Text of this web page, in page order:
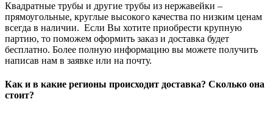
Квадратные трубы и другие трубы из нержавейки –
прямоугольные, круглые высокого качества по низким ценам
всегда в наличии. Если Вы хотите приобрести крупную
партию, то поможем оформить заказ и доставка будет
бесплатно. Более полную информацию вы можете получить
написав нам в заявке или на почту.
Как и в какие регионы происходит доставка? Сколько она
стоит?